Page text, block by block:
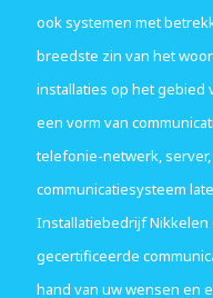
ook systemen met
breedste zin van het
installaties op het gebied
een vorm van
telefonie-netwerk, server,
communicatiesysteem
Installatiebedrijf
gecertificeerde
hand van uw wensen en